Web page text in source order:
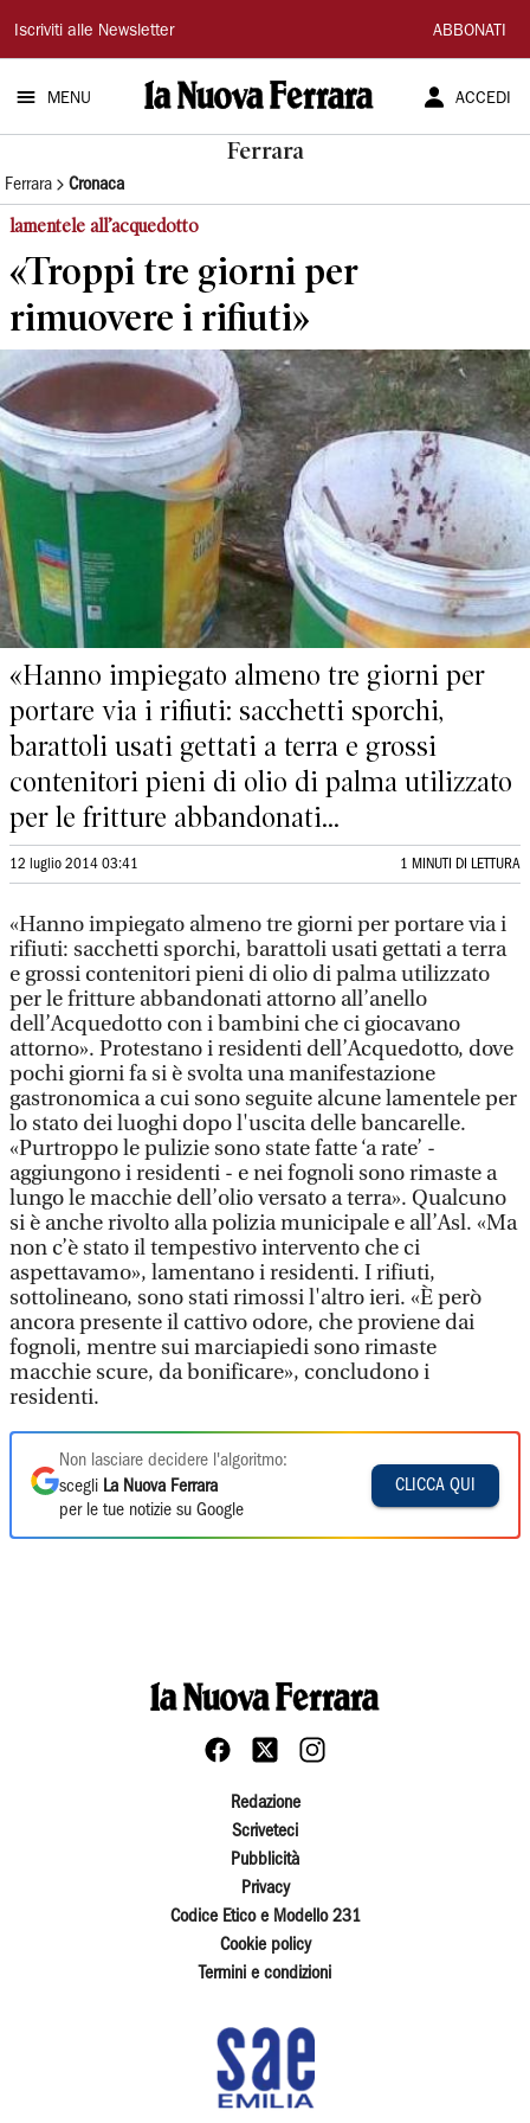
La
Nuova
Ferrara
Iscriviti alle Newsletter ABBONATI
MENU ACCEDI
Ferrara
Ferrara Cronaca
lamentele all’acquedotto
«Troppi tre giorni per
rimuovere i rifiuti»
«Hanno impiegato almeno tre giorni per
portare via i rifiuti: sacchetti sporchi,
barattoli usati gettati a terra e grossi
contenitori pieni di olio di palma utilizzato
per le fritture abbandonati...
12 luglio 2014 03:41 1 MINUTI DI LETTURA
«Hanno impiegato almeno tre giorni per portare via i
rifiuti: sacchetti sporchi, barattoli usati gettati a terra
e grossi contenitori pieni di olio di palma utilizzato
per le fritture abbandonati attorno all’anello
dell’Acquedotto con i bambini che ci giocavano
attorno». Protestano i residenti dell’Acquedotto, dove
pochi giorni fa si è svolta una manifestazione
gastronomica a cui sono seguite alcune lamentele per
lo stato dei luoghi dopo l'uscita delle bancarelle.
«Purtroppo le pulizie sono state fatte ‘a rate’ -
aggiungono i residenti - e nei fognoli sono rimaste a
lungo le macchie dell’olio versato a terra». Qualcuno
si è anche rivolto alla polizia municipale e all’Asl. «Ma
non c’è stato il tempestivo intervento che ci
aspettavamo», lamentano i residenti. I rifiuti,
sottolineano, sono stati rimossi l'altro ieri. «È però
ancora presente il cattivo odore, che proviene dai
fognoli, mentre sui marciapiedi sono rimaste
macchie scure, da bonificare», concludono i
residenti.
Non lasciare decidere l'algoritmo:
scegli La Nuova Ferrara
per le tue notizie su Google
CLICCA QUI
Redazione
Scriveteci
Pubblicità
Privacy
Codice Etico e Modello 231
Cookie policy
Termini e condizioni